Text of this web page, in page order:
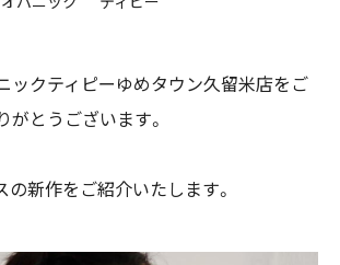
ックティピーゆめタウン久留米店をご
がとうございます。
の新作をご紹介いたします。